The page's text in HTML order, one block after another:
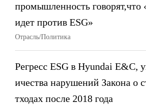
промышленность
идет против ESG»
Отрасль/Политика
Регресс ESG в Hyundai E&C,
ичества нарушений Закона о
тходах после 2018 года